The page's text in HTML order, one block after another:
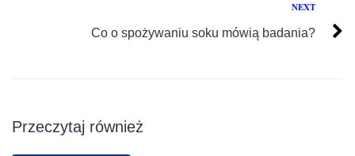
NEXT
Co o spożywaniu soku mówią badania?
Przeczytaj również